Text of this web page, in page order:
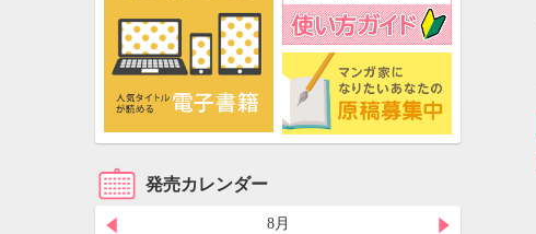
発売カレンダー
8月